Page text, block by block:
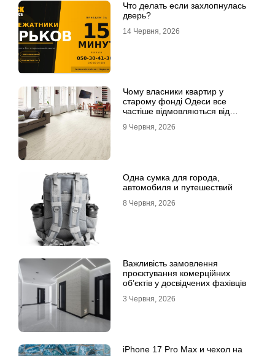
Что делать если захлопнулась
дверь?
14 Червня, 2026
Чому власники квартир у
старому фонді Одеси все
частіше відмовляються від
9 Червня, 2026
Одна сумка для города,
автомобиля и путешествий
8 Червня, 2026
Важливість замовлення
проєктування комерційних
об’єктів у досвідчених фахівців
3 Червня, 2026
iPhone 17 Pro Max и чехол на